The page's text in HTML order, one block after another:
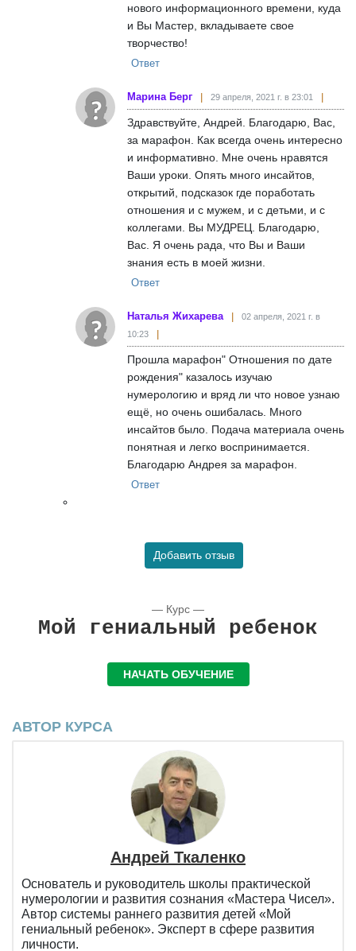
нового информационного времени, куда
и Вы Мастер, вкладываете свое
творчество!
Ответ
Марина Берг 29 апреля, 2021 г. в 23:01
Здравствуйте, Андрей. Благодарю, Вас,
за марафон. Как всегда очень интересно
и информативно. Мне очень нравятся
Ваши уроки. Опять много инсайтов,
открытий, подсказок где поработать
отношения и с мужем, и с детьми, и с
коллегами. Вы МУДРЕЦ. Благодарю,
Вас. Я очень рада, что Вы и Ваши
знания есть в моей жизни.
Ответ
Наталья Жихарева
02 апреля, 2021 г. в
10:23
Прошла марафон" Отношения по дате
рождения" казалось изучаю
нумерологию и вряд ли что новое узнаю
ещё, но очень ошибалась. Много
инсайтов было. Подача материала очень
понятная и легко воспринимается.
Благодарю Андрея за марафон.
Ответ
Добавить отзыв
— Курс —
Мой гениальный ребенок
НАЧАТЬ ОБУЧЕНИЕ
АВТОР КУРСА
Андрей Ткаленко
Основатель и руководитель школы практической
нумерологии и развития сознания «Мастера Чисел».
Автор системы раннего развития детей «Мой
гениальный ребенок». Эксперт в сфере развития
личности.